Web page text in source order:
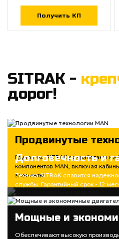
Получить КП
SITRAK -
дорог!
Продвинутые
Грузовики SITRAK разработаны на
компонентов MAN, включая
элементы
Долговечность и
Техника SITRAK славится
службы. Гарантийный срок - 12
Мощные и
Обеспечивают высокую
Комфорт для